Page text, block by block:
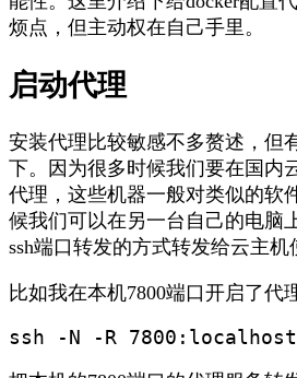
烦点，但主动权在自己手里。
启动代理
安装代理比较敏感不多赘述，但
下。因为很多时候我们要在国内
代理，这些机器一般对类似的软
候我们可以在另一台自己的电脑
ssh端口转发的方式转发给云主机
比如我在本机7800端口开启了代
ssh -N -R